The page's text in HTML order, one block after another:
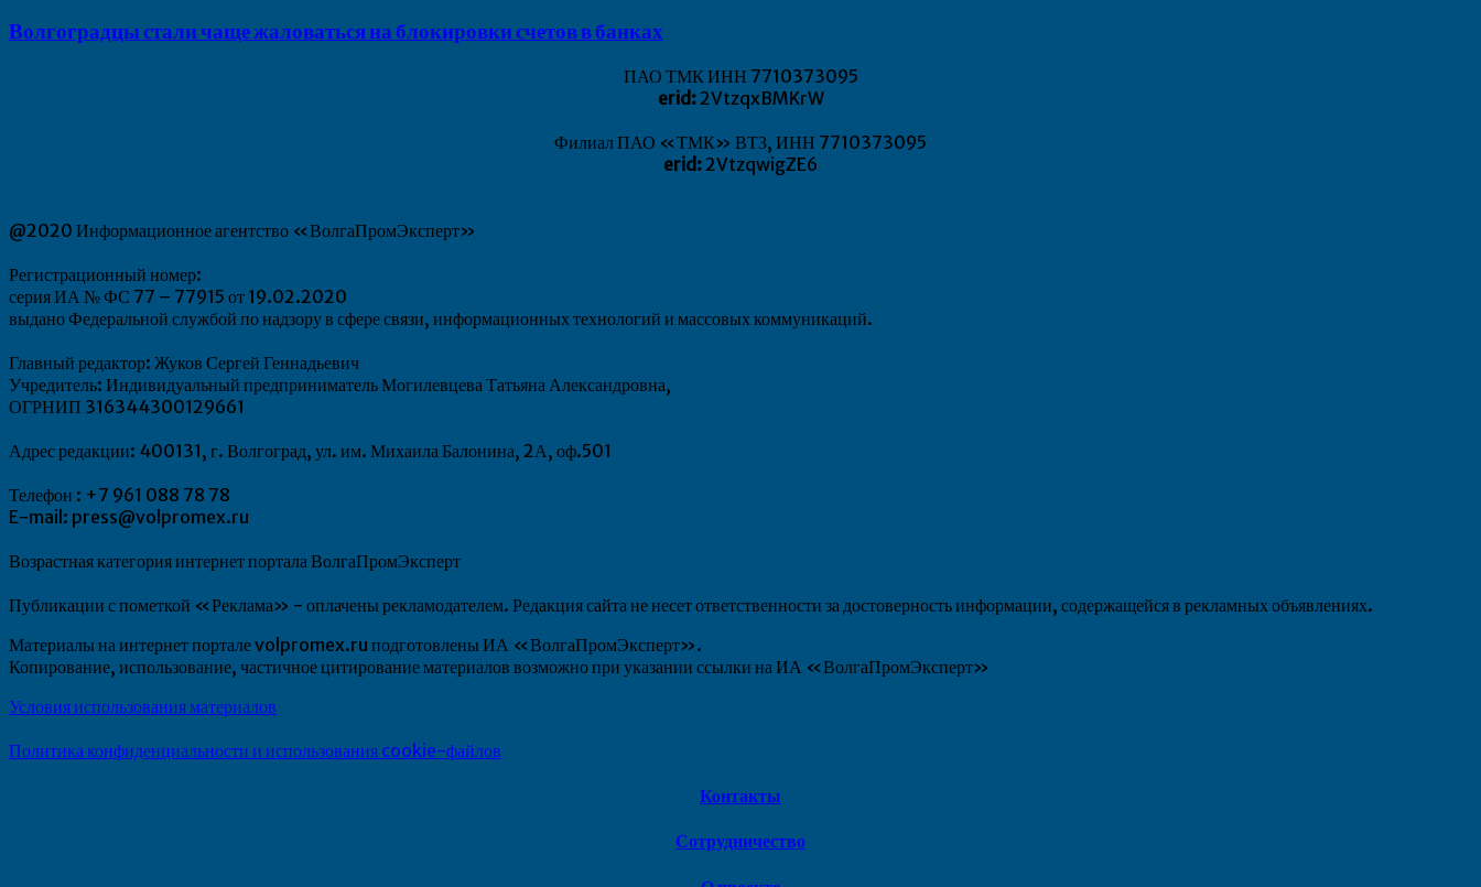
Волгоградцы стали чаще жаловаться на блокировки счетов в банках
ПАО ТМК ИНН 7710373095
erid:2VtzqxBMKrW
Филиал ПАО «ТМК» ВТЗ, ИНН 7710373095
erid:2VtzqwigZE6
@2020 Информационное агентство «ВолгаПромЭксперт»
Регистрационный номер:
серия ИА № ФС 77 – 77915 от 19.02.2020
выдано Федеральной службой по надзору в сфере связи, информационных технологий и массовых коммуникаций.
Главный редактор: Жуков Сергей Геннадьевич
Учредитель: Индивидуальный предприниматель Могилевцева Татьяна Александровна,
ОГРНИП 316344300129661
Адрес редакции: 400131, г. Волгоград, ул. им. Михаила Балонина, 2А, оф.501
Телефон : +7 961 088 78 78
E-mail: press@volpromex.ru
Возрастная категория интернет портала ВолгаПромЭксперт
Публикации с пометкой «Реклама» - оплачены рекламодателем. Редакция сайта не несет ответственности за достоверность информации, содержащейся в рекламных объявлениях.
Материалы на интернет портале volpromex.ru подготовлены ИА «ВолгаПромЭксперт».
Копирование, использование, частичное цитирование материалов возможно при указании ссылки на ИА «ВолгаПромЭксперт»
Условия использования материалов
Политика конфиденциальности и использования cookie-файлов
Контакты
Сотрудничество